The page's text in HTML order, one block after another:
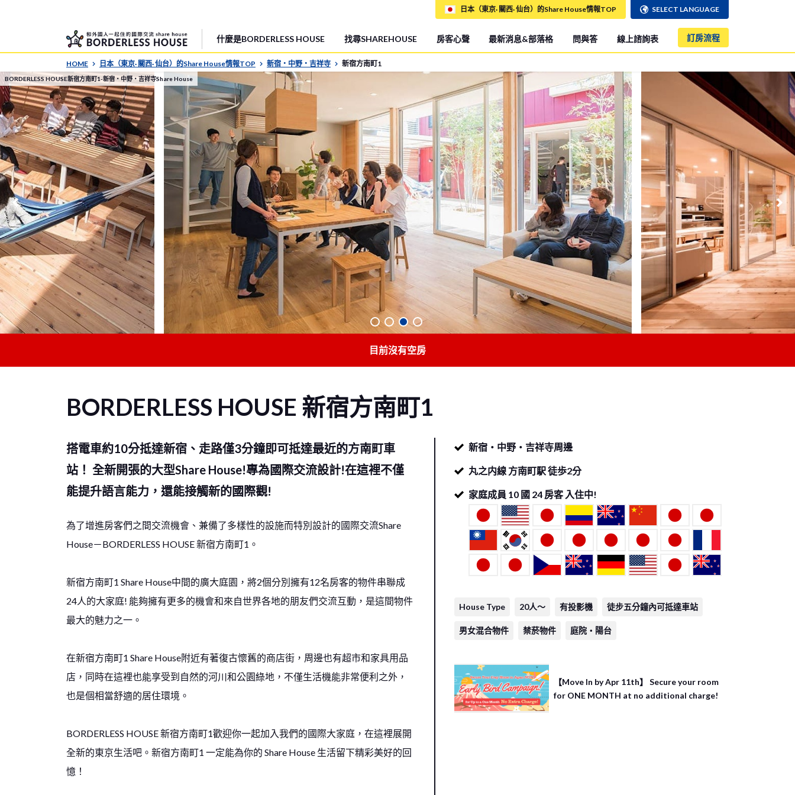
什麼是BORDERLESS HOUSE 找尋SHAREHOUSE 房客心聲 最新消息&部落格 問與答 線上諮詢表 訂房流程
日本（東京· 關西· 仙台）的Share House情報TOP SELECT LANGUAGE
HOME 日本（東京· 關西· 仙台）的Share House情報TOP 新宿・中野・吉祥寺 新宿方南町1
BORDERLESS HOUSE新宿方南町1-新宿・中野・吉祥寺Share House
目前沒有空房
BORDERLESS HOUSE 新宿方南町1
搭電車約10分抵達新宿、走路僅3分鐘即可抵達最近的方南町車
站！ 全新開張的大型Share House!專為國際交流設計!在這裡不僅
能提升語言能力，還能接觸新的國際觀!
為了增進房客們之間交流機會、兼備了多樣性的設施而特別設計的國際交流Share
House－BORDERLESS HOUSE 新宿方南町1。
新宿方南町1 Share House中間的廣大庭園，將2個分別擁有12名房客的物件串聯成
24人的大家庭! 能夠擁有更多的機會和來自世界各地的朋友們交流互動，是這間物件
最大的魅力之一。
在新宿方南町1 Share House附近有著復古懷舊的商店街，周邊也有超市和家具用品
店，同時在這裡也能享受到自然的河川和公園綠地，不僅生活機能非常便利之外，
也是個相當舒適的居住環境。
BORDERLESS HOUSE 新宿方南町1歡迎你一起加入我們的國際大家庭，在這裡展開
全新的東京生活吧。新宿方南町1 一定能為你的 Share House 生活留下精彩美好的回
憶！
新宿・中野・吉祥寺周邊
丸之内線 方南町駅 徒歩2分
家庭成員 10 國 24 房客 入住中!
House Type 20人～ 有投影機
男女混合物件 禁菸物件 庭院・陽台
【Move In by Apr 11th】 Secure your room
for ONE MONTH at no additional charge!